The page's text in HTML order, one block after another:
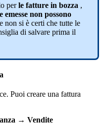
per le fatture in bozza ,
emesse non possono
non si è certi che tutte le
di salvare prima il
. Puoi creare una fattura
→ Vendite